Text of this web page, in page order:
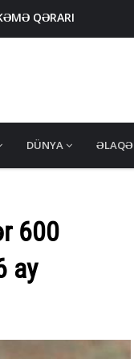
QƏRARI
talan etdi - VİDEO
DÜNYA ƏLAQƏ
600
ay